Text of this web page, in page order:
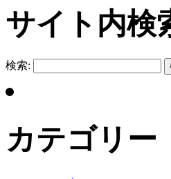
サイト内検
検索:
カテゴリー